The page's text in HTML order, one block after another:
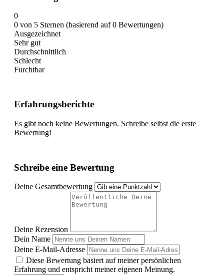
0
0 von 5 Sternen (basierend auf 0 Bewertungen)
Ausgezeichnet
Sehr gut
Durchschnittlich
Schlecht
Furchtbar
Erfahrungsberichte
Es gibt noch keine Bewertungen. Schreibe selbst die erste
Bewertung!
Schreibe eine Bewertung
Deine Gesamtbewertung
Deine Rezension
Dein Name
Deine E-Mail-Adresse
Diese Bewertung basiert auf meiner persönlichen
Erfahrung und entspricht meiner eigenen Meinung.